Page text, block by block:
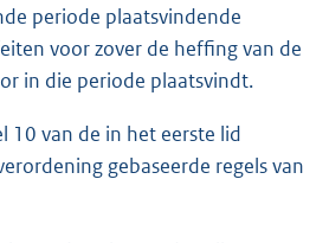
periode plaatsvindende
voor zover de heffing van de
in die periode plaatsvindt.
10 van de in het eerste lid
gebaseerde regels van